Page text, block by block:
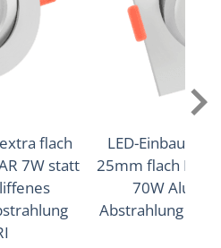
,
(Neutralweiß))
(Warmweiß), 4000K
flach
7W statt
LED-
25mm flach
70W
Abstrahlung